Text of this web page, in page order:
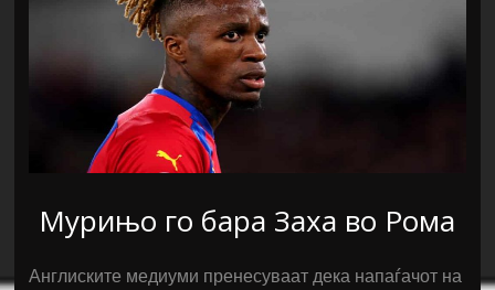
Мурињо го бара Заха во Рома
Англиските медиуми пренесуваат дека напаѓачот на